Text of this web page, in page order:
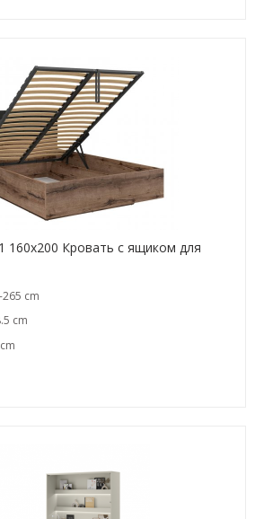
160x200 Кровать с ящиком для
cm
cm